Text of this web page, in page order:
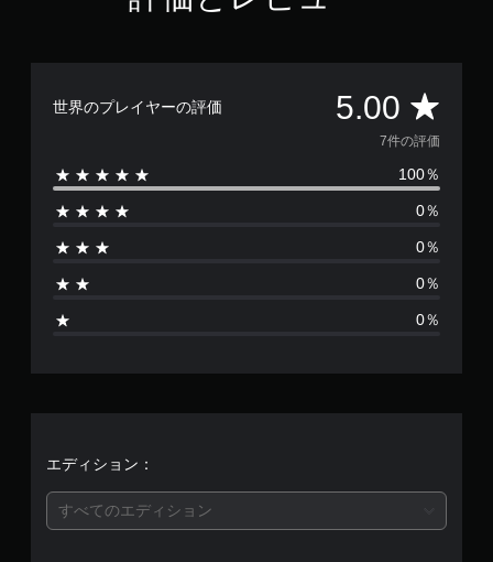
世界のプレイヤーの評価 5.00 評
価
数
は
、
7件の評価
100％
0％
0％
0％
0％
エディション：
すべてのエディション